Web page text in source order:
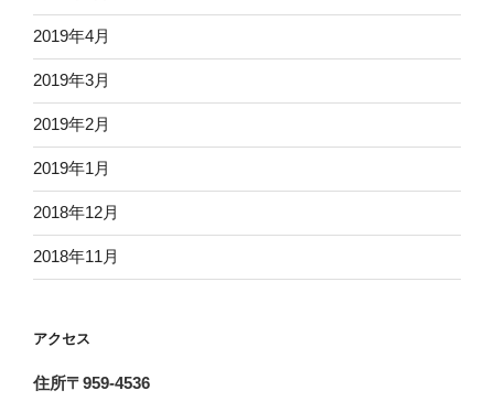
2019年4月
2019年3月
2019年2月
2019年1月
2018年12月
2018年11月
アクセス
住所〒959-4536